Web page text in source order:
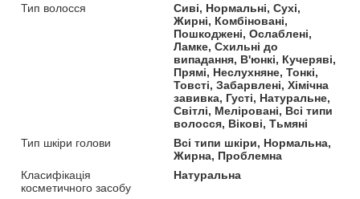
Тип волосся
Сиві, Нормальні, Сухі,
Жирні, Комбіновані,
Пошкоджені, Ослаблені,
Ламке, Схильні до
випадання, В'юнкі, Кучеряві,
Прямі, Неслухняне, Тонкі,
Товсті, Забарвлені, Хімічна
завивка, Густі, Натуральне,
Світлі, Меліровані, Всі типи
волосся, Вікові, Тьмяні
Тип шкіри голови
Всі типи шкіри, Нормальна,
Жирна, Проблемна
Класифікація
косметичного засобу
Натуральна